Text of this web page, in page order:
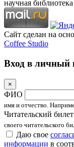
научная
Сайт сделан на
Coffee Studio
Вход в личный
×
ФИО
имя и отчество.
Читательский билет
своего читательского
Даю свое
информации в